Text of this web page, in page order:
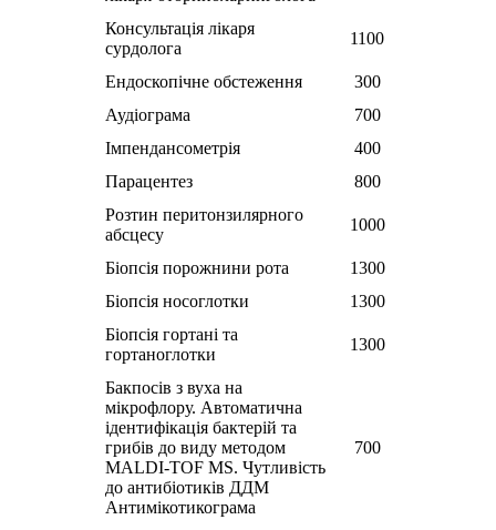
Консультація лікаря
сурдолога
1100
Ендоскопічне обстеження
300
Аудіограма
700
Імпендансометрія
400
Парацентез
800
Розтин перитонзилярного
абсцесу
1000
Біопсія порожнини рота
1300
Біопсія носоглотки
1300
Біопсія гортані та
гортаноглотки
1300
Бакпосів з вуха на
мікрофлору. Автоматична
ідентифікація бактерій та
грибів до виду методом
MALDI-TOF MS. Чутливість
до антибіотиків ДДМ
Антимікотикограма
700